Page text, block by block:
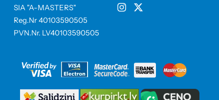
SIA "A-MASTERS"
Reg.Nr 40103590505
PVN.Nr. LV40103590505